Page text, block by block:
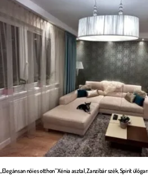
„Elegánsan nőies otthon” Xénia asztal, Zanzibár szék, Spirit